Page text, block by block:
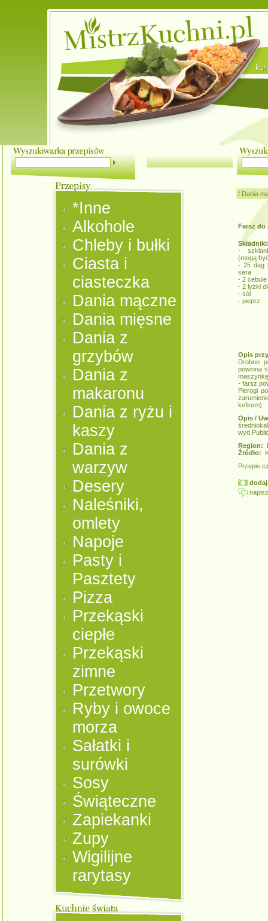
*Inne
Alkohole
Chleby i bułki
Ciasta i
ciasteczka
Dania mączne
Dania mięsne
Dania z
grzybów
Dania z
makaronu
Dania z ryżu i
kaszy
Dania z
warzyw
Desery
Naleśniki,
omlety
Napoje
Pasty i
Pasztety
Pizza
Przekąski
ciepłe
Przekąski
zimne
Przetwory
Ryby i owoce
morza
Sałatki i
surówki
Sosy
Świąteczne
Zapiekanki
Zupy
Wigilijne
rarytasy
/ Dania
Farsz do
-
(mogą
- 25 dag
sera
- 2 cebule
- 2 łyżki
- sól
- pieprz
Opis
Drobno
powinna
- farsz
Pierogi
kefirem)
Opis /
Region:
Źródło:
Przepis